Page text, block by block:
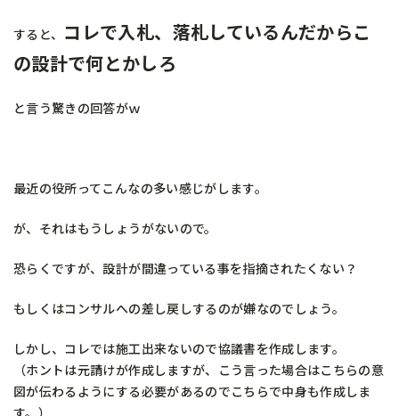
すると、 コレで入札、落札しているんだからこ
の設計で何とかしろ
と言う驚きの回答がｗ
最近の役所ってこんなの多い感じがします。
が、それはもうしょうがないので。
恐らくですが、設計が間違っている事を指摘されたくない？
もしくはコンサルへの差し戻しするのが嫌なのでしょう。
しかし、コレでは施工出来ないので協議書を作成します。
（ホントは元請けが作成しますが、こう言った場合はこちらの意
図が伝わるようにする必要があるのでこちらで中身も作成しま
す。）